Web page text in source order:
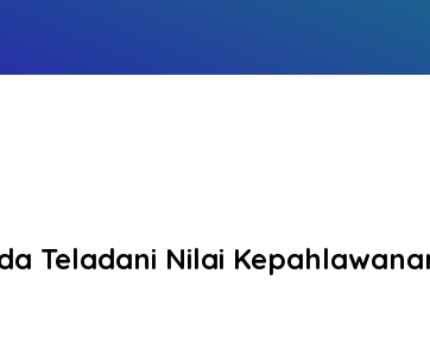
Teladani Nilai